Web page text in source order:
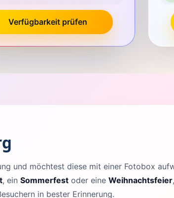
Verfügbarkeit prüfen
und möchtest diese mit einer Fotobox
, ein Sommerfest oder eine Weihnachtsfeier
in bester Erinnerung.